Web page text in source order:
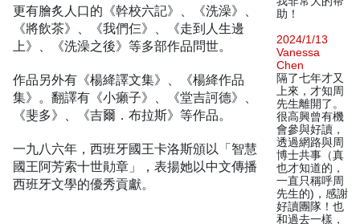
更有膾炙人口的《幹校六記》、《洗澡》、
《將飲茶》、《我們仨》、《走到人生邊
上》、《洗澡之後》等多部作品問世。
作品另外有《楊絳譯文集》、《楊絳作品
集》。翻譯有《小癩子》、《堂吉訶德》、
《斐多》、《吉爾．布拉斯》等作品。
一九八六年，西班牙國王卡洛斯頒以「智慧
國王阿芳索十世勛章」，表揚她以中文傳播
西班牙文學的優秀貢獻。
助！
2024/1/13
Vanessa
Chen
隔了七年才又
上來，才知周
先生離開了。
很高興曾有機
會參與好讀，
透過網路與周
博士共事（真
也才知道的，
一直只稱呼周
先生的)，感謝
好讀團隊！也
和過去一樣，